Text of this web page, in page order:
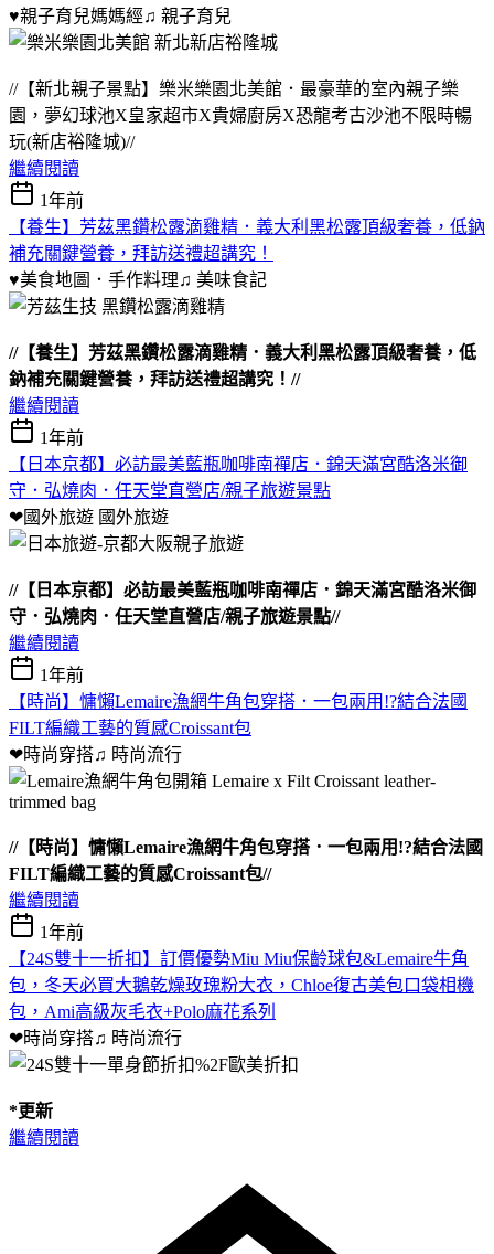
♥親子育兒媽媽經♫ 親子育兒
//【新北親子景點】樂米樂園北美館．最豪華的室內親子樂
園，夢幻球池X皇家超市X貴婦廚房X恐龍考古沙池不限時暢
玩(新店裕隆城)//
繼續閱讀
1年前
【養生】芳茲黑鑽松露滴雞精．義大利黑松露頂級奢養，低鈉
補充關鍵營養，拜訪送禮超講究！
♥美食地圖．手作料理♫ 美味食記
//【養生】芳茲黑鑽松露滴雞精．義大利黑松露頂級奢養，低
鈉補充關鍵營養，拜訪送禮超講究！//
繼續閱讀
1年前
【日本京都】必訪最美藍瓶咖啡南禪店．錦天滿宮酷洛米御
守．弘燒肉．任天堂直營店/親子旅遊景點
❤國外旅遊 國外旅遊
//【日本京都】必訪最美藍瓶咖啡南禪店．錦天滿宮酷洛米御
守．弘燒肉．任天堂直營店/親子旅遊景點//
繼續閱讀
1年前
【時尚】慵懶Lemaire漁網牛角包穿搭．一包兩用!?結合法國
FILT編織工藝的質感Croissant包
❤時尚穿搭♫ 時尚流行
//【時尚】慵懶Lemaire漁網牛角包穿搭．一包兩用!?結合法國
FILT編織工藝的質感Croissant包//
繼續閱讀
1年前
【24S雙十一折扣】訂價優勢Miu Miu保齡球包&Lemaire牛角
包，冬天必買大鵝乾燥玫瑰粉大衣，Chloe復古美包口袋相機
包，Ami高級灰毛衣+Polo麻花系列
❤時尚穿搭♫ 時尚流行
*更新
繼續閱讀